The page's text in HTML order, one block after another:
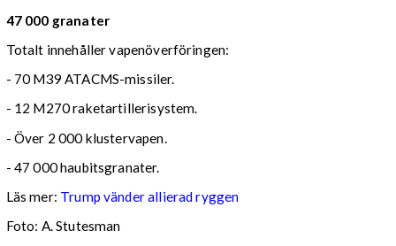
47 000 granater
Totalt innehåller vapenöverföringen:
- 70 M39 ATACMS-missiler.
- 12 M270 raketartillerisystem.
- Över 2 000 klustervapen.
- 47 000 haubitsgranater.
Läs mer: Trump vänder allierad ryggen
Foto: A. Stutesman